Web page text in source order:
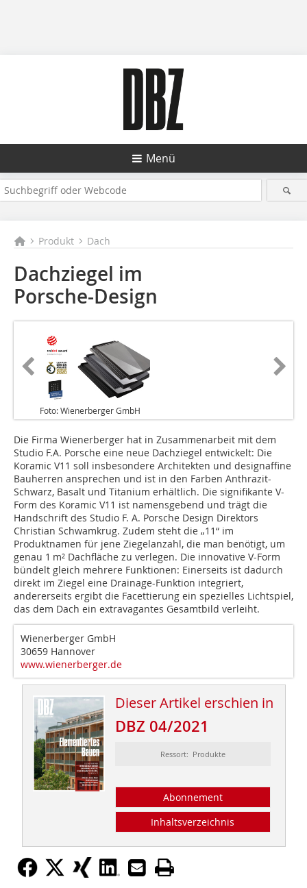
Menü
Produkt Dach
Dachziegel im
Porsche-Design
Foto: Wienerberger GmbH
Die Firma Wienerberger hat in Zusammenarbeit mit dem
Studio F.A. Porsche eine neue Dachziegel entwickelt: Die
Koramic V11 soll insbesondere Architekten und designaffine
Bauherren ansprechen und ist in den Farben Anthrazit-
Schwarz, Basalt und Titanium erhältlich. Die signifikante V-
Form des Koramic V11 ist namensgebend und trägt die
Handschrift des Studio F. A. Porsche Design Direktors
Christian Schwamkrug. Zudem steht die „11“ im
Produktnamen für jene Ziegelanzahl, die man benötigt, um
genau 1 m² Dachfläche zu verlegen. Die innovative V-Form
bündelt gleich mehrere Funktionen: Einerseits ist dadurch
direkt im Ziegel eine Drainage-Funktion integriert,
andererseits ergibt die Facettierung ein spezielles Lichtspiel,
das dem Dach ein extravagantes Gesamtbild verleiht.
Wienerberger GmbH
30659 Hannover
www.wienerberger.de
Dieser Artikel erschien in
DBZ 04/2021
Ressort: Produkte
Abonnement
Inhaltsverzeichnis